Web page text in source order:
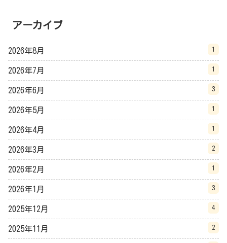
アーカイブ
2026年8月 1
2026年7月 1
2026年6月 3
2026年5月 1
2026年4月 1
2026年3月 2
2026年2月 1
2026年1月 3
2025年12月 4
2025年11月 2